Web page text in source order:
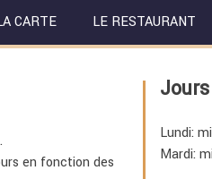
CARTE LE RESTAURANT
en fonction des
Lundi:
Mardi: